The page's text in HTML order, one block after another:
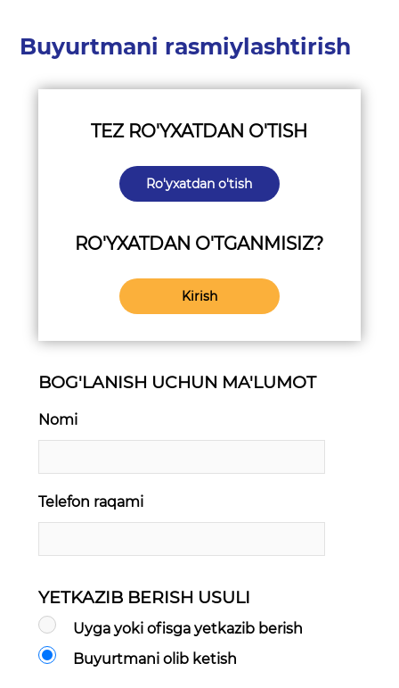
Buyurtmani rasmiylashtirish
TEZ RO'YXATDAN O'TISH
Ro'yxatdan o'tish
RO'YXATDAN O'TGANMISIZ?
Kirish
BOG'LANISH UCHUN MA'LUMOT
Nomi
Telefon raqami
YETKAZIB BERISH USULI
Uyga yoki ofisga yetkazib berish
Buyurtmani olib ketish